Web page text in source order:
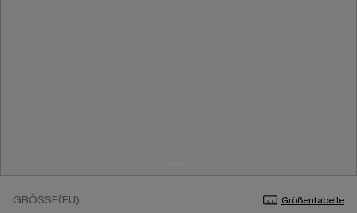
GRÖSSE(EU) Größentabelle